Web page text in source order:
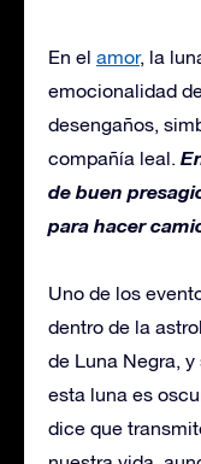
En el amor, la
emocionalidad
desengaños,
compañía leal.
de buen
para hacer
Uno de los
dentro de la
de Luna Negra,
esta luna es
dice que